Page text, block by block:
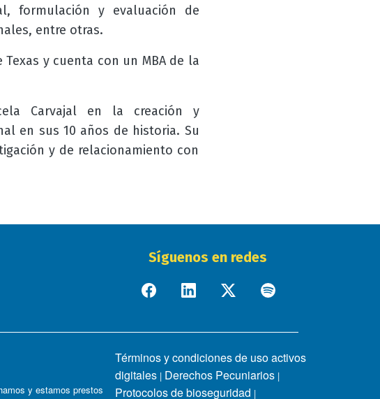
formulación y evaluación de
entre otras.
y cuenta con un MBA de la
Carvajal en la creación y
en sus 10 años de historia. Su
y de relacionamiento con
Síguenos en redes
y estamos prestos
Términos y condiciones de uso activos
digitales | Derechos Pecuniarios |
Protocolos de bioseguridad |